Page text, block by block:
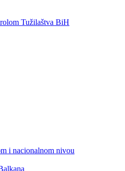
Tužilaštva BiH
i nacionalnom nivou